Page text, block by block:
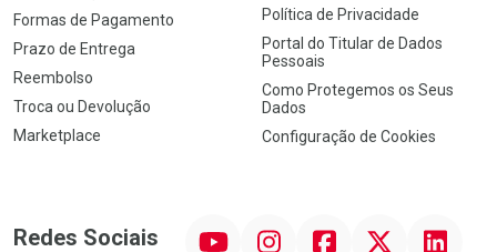
Formas de Pagamento
Prazo de Entrega
Reembolso
Troca ou Devolução
Marketplace
Política de Privacidade
Portal do Titular de Dados
Pessoais
Como Protegemos os Seus
Dados
Configuração de Cookies
Redes Sociais InstagramFacebook Linkedin